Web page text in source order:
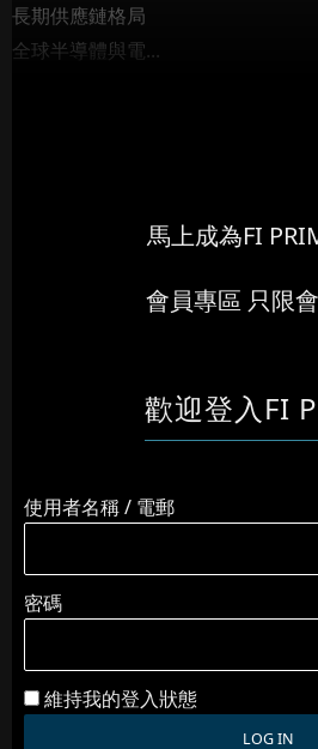
長期供應鏈格局
全球半導體與電...
馬上成為FI
會員專區 只限
歡迎登入FI
使用者名稱 / 電郵
密碼
維持我的登入狀態